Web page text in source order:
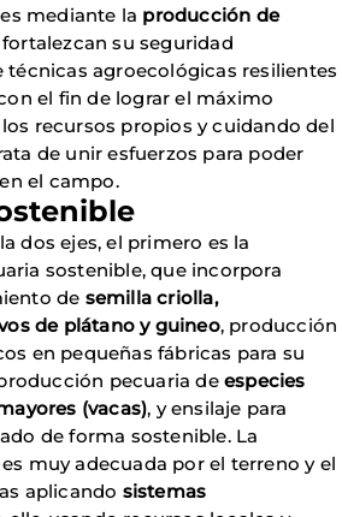
mediante la producción de
su seguridad
agroecológicas resilientes
el fin de lograr el máximo
recursos propios y cuidando del
de unir esfuerzos para poder
el campo.
dos ejes, el primero es la
sostenible, que incorpora
de semilla criolla,
de plátano y guineo, producción
en pequeñas fábricas para su
pecuaria deespecies
(vacas), y ensilaje para
de forma sostenible. La
muy adecuada por el terreno y el
aplicando sistemas